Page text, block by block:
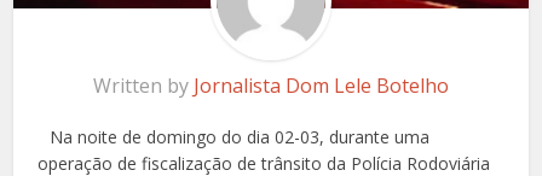
Written by Jornalista Dom Lele Botelho
Na noite de domingo do dia 02-03, durante uma
operação de fiscalização de trânsito da Polícia Rodoviária